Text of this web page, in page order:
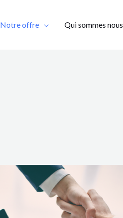
Notre offre Qui sommes nous